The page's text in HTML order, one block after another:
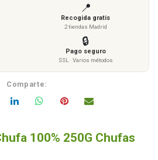
📍
Recogida gratis
2 tiendas Madrid
🔒
Pago seguro
SSL · Varios métodos
Comparte:
100% 250G Chufas